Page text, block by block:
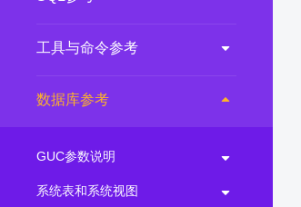
工具与命令参考
数据库参考
GUC参数说明
系统表和系统视图